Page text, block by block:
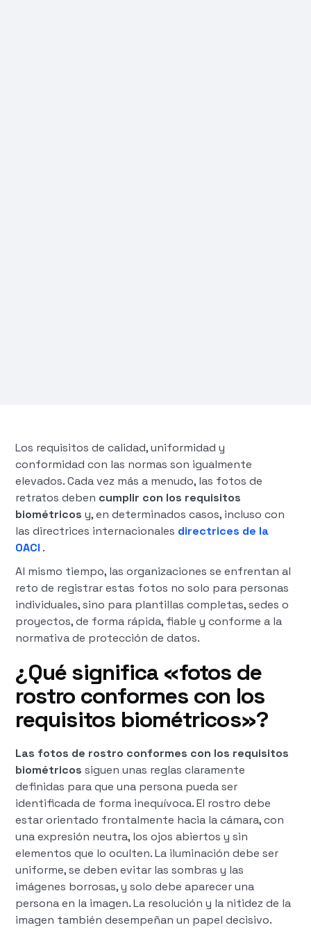
Los requisitos de calidad, uniformidad y
conformidad con las normas son igualmente
elevados. Cada vez más a menudo, las fotos de
retratos deben cumplir con los requisitos
biométricos y, en determinados casos, incluso con
las directrices internacionales directrices de la
OACI .
Al mismo tiempo, las organizaciones se enfrentan al
reto de registrar estas fotos no solo para personas
individuales, sino para plantillas completas, sedes o
proyectos, de forma rápida, fiable y conforme a la
normativa de protección de datos.
¿Qué significa «fotos de
rostro conformes con los
requisitos biométricos»?
Las fotos de rostro conformes con los requisitos
biométricos siguen unas reglas claramente
definidas para que una persona pueda ser
identificada de forma inequívoca. El rostro debe
estar orientado frontalmente hacia la cámara, con
una expresión neutra, los ojos abiertos y sin
elementos que lo oculten. La iluminación debe ser
uniforme, se deben evitar las sombras y las
imágenes borrosas, y solo debe aparecer una
persona en la imagen. La resolución y la nitidez de la
imagen también desempeñan un papel decisivo.